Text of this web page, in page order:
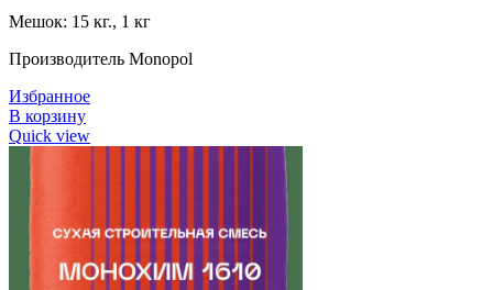
Мешок: 15 кг., 1 кг
Производитель Monopol
Избранное
В корзину
Quick view